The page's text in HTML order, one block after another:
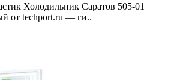
Холодильник Саратов 505-01
от techport.ru — ги..